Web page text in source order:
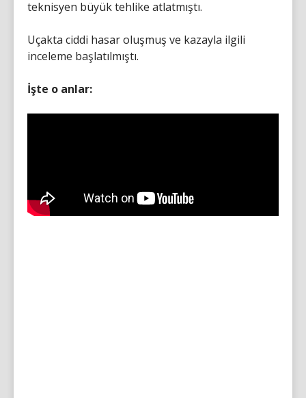
teknisyen büyük tehlike atlatmıştı.
Uçakta ciddi hasar oluşmuş ve kazayla ilgili
inceleme başlatılmıştı.
İşte o anlar: